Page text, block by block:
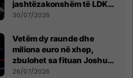
jashtëzakonshëm të LDK-
së
30/07/2026
Vetëm dy raunde dhe
miliona euro në xhep,
zbulohet sa fituan Joshua
e Prenga
26/07/2026